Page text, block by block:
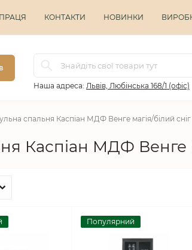
КОНТАКТИ НОВИНКИ
Наша адреса: Львів, Любінська 168/1 (офіс)
спальня Каспіан МДФ Венге магія/білий
Каспіан МДФ Венге
Популярний